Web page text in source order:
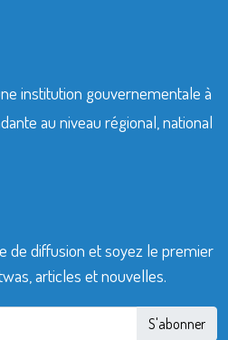
institution gouvernementale à
au niveau régional, national
de diffusion et soyez le premier
articles et nouvelles.
S'abonner